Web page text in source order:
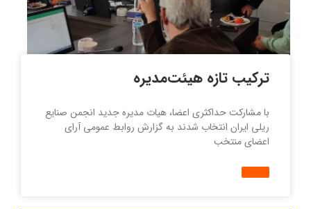
ترکیب تازه هیئت‌مدیره
با مشارکت حداکثری اعضا، هیات مدیره جدید انجمن صنایع
ریلی ایران انتخاب شدند به گزارش روابط عمومی آرای
اعضای منتخب